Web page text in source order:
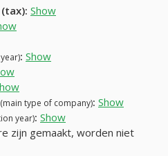
Show
: Show
(main type of company): Show
year): Show
zijn gemaakt, worden niet